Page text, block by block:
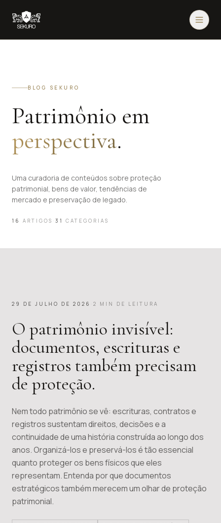
BLOG SEKURO
Patrimônio em
perspectiva.
Uma curadoria de conteúdos sobre proteção
patrimonial, bens de valor, tendências de
mercado e preservação de legado.
16 ARTIGOS · 31 CATEGORIAS
29 DE JULHO DE 2026
2 MIN DE LEITURA
O patrimônio invisível:
documentos, escrituras e
registros também precisam
de proteção.
Nem todo patrimônio se vê: escrituras, contratos e
registros sustentam direitos, decisões e a
continuidade de uma história construída ao longo dos
anos. Organizá-los e preservá-los é tão essencial
quanto proteger os bens físicos que eles
representam. Entenda por que documentos
estratégicos também merecem um olhar de proteção
patrimonial.